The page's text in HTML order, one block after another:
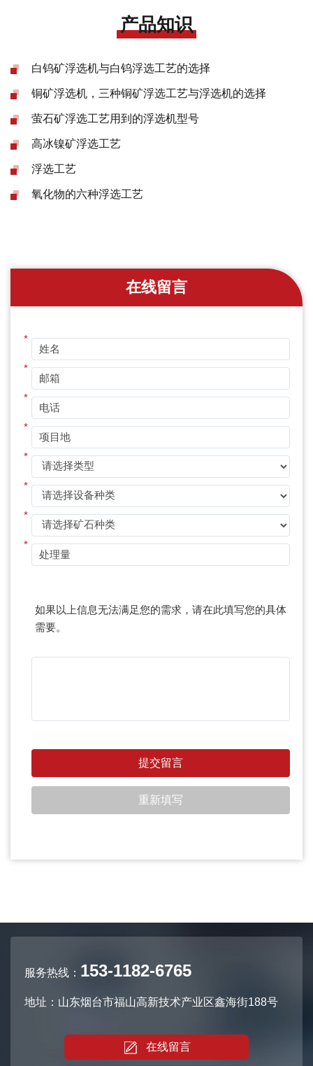
产品知识
白钨矿浮选机与白钨浮选工艺的选择
铜矿浮选机，三种铜矿浮选工艺与浮选机的选择
萤石矿浮选工艺用到的浮选机型号
高冰镍矿浮选工艺
浮选工艺
氧化物的六种浮选工艺
在线留言
*
*
*
*
*
*
*
*
如果以上信息无法满足您的需求，请在此填写您的具体
需要。
服务热线： 153-1182-6765
地址：山东烟台市福山高新技术产业区鑫海街188号
在线留言